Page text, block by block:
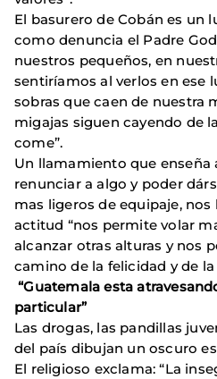
El basurero de Cobán es un
como denuncia el Padre
nuestros pequeños, en
sentiríamos al verlos en ese
sobras que caen de nuestra
migajas siguen cayendo de
come”.
Un llamamiento que enseña
renunciar a algo y poder
mas ligeros de equipaje, nos
actitud “nos permite volar
alcanzar otras alturas y nos
camino de la felicidad y de la
“Guatemala esta
particular”
Las drogas, las pandillas
del país dibujan un oscuro
El religioso exclama: “La